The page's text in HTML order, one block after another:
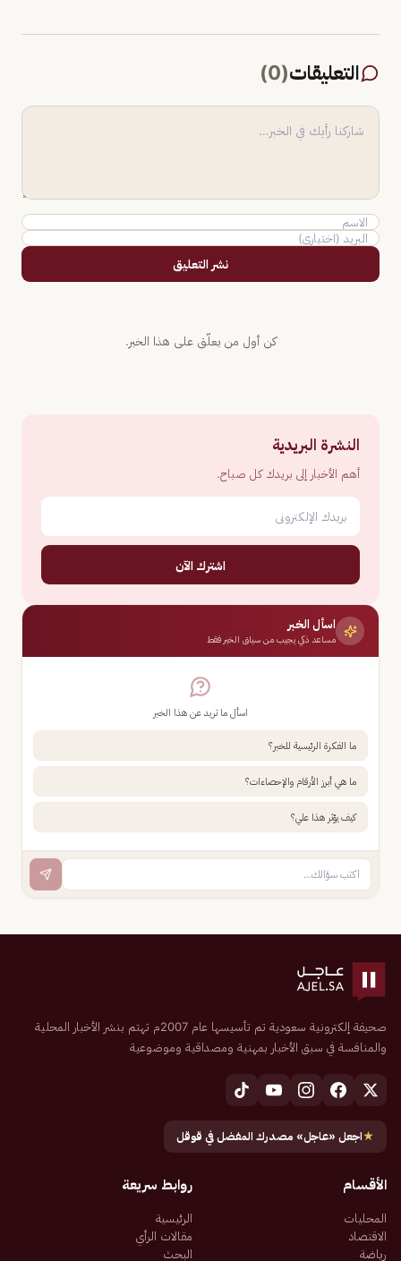
التعليقات(
0
)
نشر التعليق
كن أول من يعلّق على هذا الخبر.
النشرة البريدية
أهم الأخبار إلى بريدك كل صباح.
اشترك الآن
اسأل الخبر
مساعد ذكي يجيب من سياق الخبر فقط
اسأل ما تريد عن هذا الخبر
ما الفكرة الرئيسية للخبر؟
ما هي أبرز الأرقام والإحصاءات؟
كيف يؤثر هذا علي؟
صحيفة إلكترونية سعودية تم تأسيسها عام 2007م تهتم بنشر الأخبار المحلية
والمنافسة في سبق الأخبار بمهنية ومصداقية وموضوعية
★اجعل «عاجل» مصدرك المفضل في قوقل
الأقسام
المحليات
الاقتصاد
رياضة
روابط سريعة
الرئيسية
مقالات الرأي
البحث